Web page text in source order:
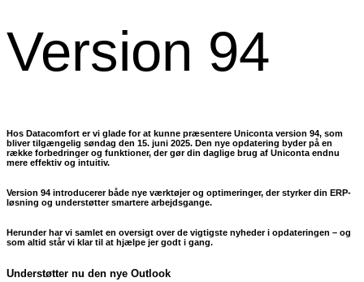
Version 94
Hos Datacomfort er vi glade for at kunne præsentere Uniconta version 94, som
bliver tilgængelig søndag den 15. juni 2025. Den nye opdatering byder på en
række forbedringer og funktioner, der gør din daglige brug af Uniconta endnu
mere effektiv og intuitiv.
Version 94 introducerer både nye værktøjer og optimeringer, der styrker din ERP-
løsning og understøtter smartere arbejdsgange.
Herunder har vi samlet en oversigt over de vigtigste nyheder i opdateringen – og
som altid står vi klar til at hjælpe jer godt i gang.
Understøtter nu den nye Outlook